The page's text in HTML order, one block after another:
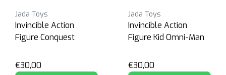
Jada Toys
Invincible Action
Figure Conquest
€30,00
Jada Toys
Invincible Action
Figure Kid Omni-Man
€30,00